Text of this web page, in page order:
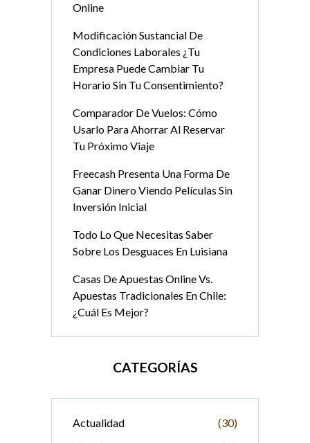
Online
Modificación Sustancial De
Condiciones Laborales ¿Tu
Empresa Puede Cambiar Tu
Horario Sin Tu Consentimiento?
Comparador De Vuelos: Cómo
Usarlo Para Ahorrar Al Reservar
Tu Próximo Viaje
Freecash Presenta Una Forma De
Ganar Dinero Viendo Películas Sin
Inversión Inicial
Todo Lo Que Necesitas Saber
Sobre Los Desguaces En Luisiana
Casas De Apuestas Online Vs.
Apuestas Tradicionales En Chile:
¿Cuál Es Mejor?
CATEGORÍAS
Actualidad (30)